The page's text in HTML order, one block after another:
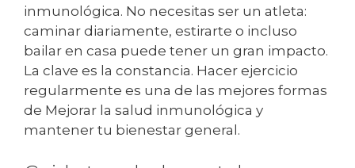
inmunológica. No necesitas ser un atleta:
caminar diariamente, estirarte o incluso
bailar en casa puede tener un gran impacto.
La clave es la constancia. Hacer ejercicio
regularmente es una de las mejores formas
de Mejorar la salud inmunológica y
mantener tu bienestar general.